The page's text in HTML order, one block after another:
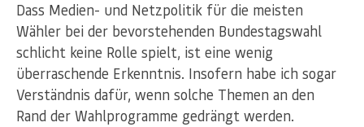
Dass Medien- und Netzpolitik für die meisten
Wähler bei der bevorstehenden Bundestagswahl
schlicht keine Rolle spielt, ist eine wenig
überraschende Erkenntnis. Insofern habe ich sogar
Verständnis dafür, wenn solche Themen an den
Rand der Wahlprogramme gedrängt werden.